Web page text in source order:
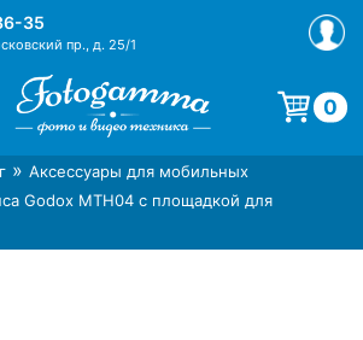
35
пр., д. 25/1
Интернет-магазин фототехники
Foto-Gamma в СПб
Магазин фотоаксессуаров foto-
gamma.ru
0
Корзина пуста.
» Аксессуары для мобильных
Godox MTH04 с площадкой для